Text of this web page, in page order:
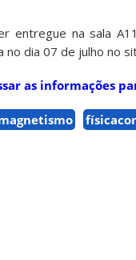
entregue na sala
dia 07 de julho no
as informações